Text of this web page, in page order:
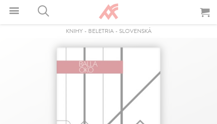
KNIHY- BELETRIA- SLOVENSKÁ